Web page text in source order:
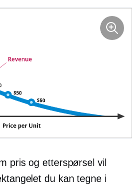
pris og etterspørsel vil
du kan tegne i